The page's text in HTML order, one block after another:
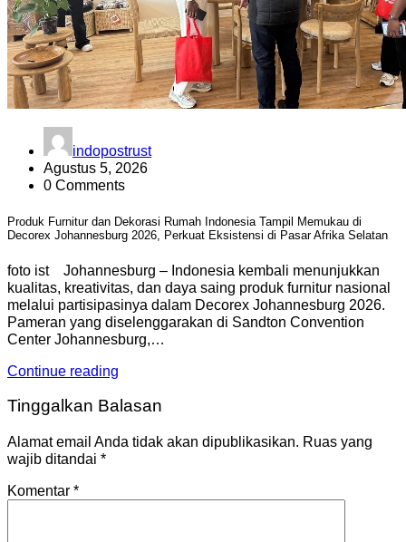
indopostrust
Agustus 5, 2026
0 Comments
Produk Furnitur dan Dekorasi Rumah Indonesia Tampil Memukau di
Decorex Johannesburg 2026, Perkuat Eksistensi di Pasar Afrika Selatan
foto ist Johannesburg – Indonesia kembali menunjukkan
kualitas, kreativitas, dan daya saing produk furnitur nasional
melalui partisipasinya dalam Decorex Johannesburg 2026.
Pameran yang diselenggarakan di Sandton Convention
Center Johannesburg,…
Continue reading
Tinggalkan Balasan
Alamat email Anda tidak akan dipublikasikan. Ruas yang
wajib ditandai *
Komentar *